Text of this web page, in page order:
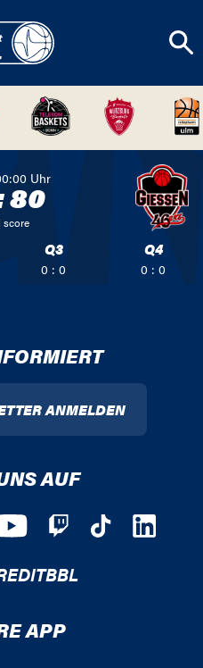
Uhr
80
score
Q3
0 : 0
Q4
0 : 0
ANMELDEN
AUF
APP